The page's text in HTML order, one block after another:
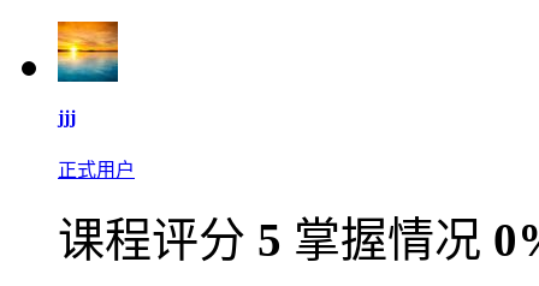
jjj
正式用户
课程评分 5 掌握情况